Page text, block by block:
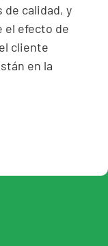
de calidad, y
el efecto de
cliente
en la